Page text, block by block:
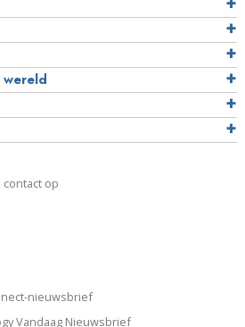
wereld
contact op
nieuwsbrief
Vandaag Nieuwsbrief